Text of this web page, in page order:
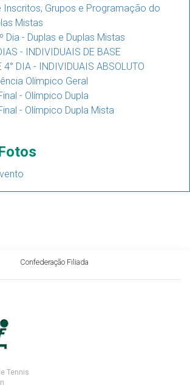
Inscritos, Grupos e Programação do
Mistas
Dia - Duplas e Duplas Mistas
- INDIVIDUAIS DE BASE
4° DIA - INDIVIDUAIS ABSOLUTO
Olímpico Geral
- Olímpico Dupla
- Olímpico Dupla Mista
Confederação Filiada
Tennis